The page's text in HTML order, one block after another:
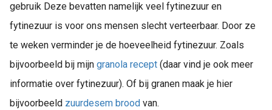
gebruik Deze bevatten namelijk veel fytinezuur en
fytinezuur is voor ons mensen slecht verteerbaar. Door ze
te weken verminder je de hoeveelheid fytinezuur. Zoals
bijvoorbeeld bij mijn granola recept (daar vind je ook meer
informatie over fytinezuur). Of bij granen maak je hier
bijvoorbeeld zuurdesem brood van.